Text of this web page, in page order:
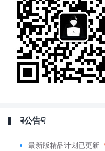
☟公告☟
最新版精品计划已更新